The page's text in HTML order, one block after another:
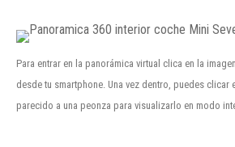
Para entrar en la panorámica virtual clica en la
desde tu smartphone. Una vez dentro, puedes clicar
parecido a una peonza para visualizarlo en modo